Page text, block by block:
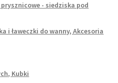
prysznicowe - siedziska pod
i ławeczki do wanny, Akcesoria
Kubki